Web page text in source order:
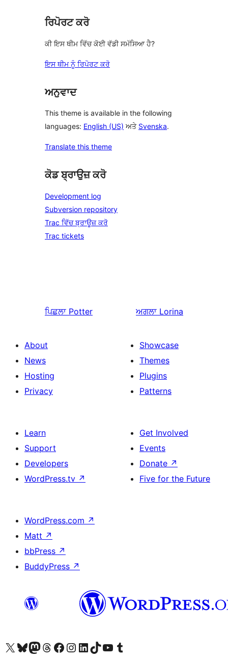
ਰਿਪੋਰਟ ਕਰੋ
ਕੀ ਇਸ ਥੀਮ ਵਿੱਚ ਕੋਈ ਵੱਡੀ ਸਮੱਸਿਆ ਹੈ?
ਇਸ ਥੀਮ ਨੂੰ ਰਿਪੋਰਟ ਕਰੋ
ਅਨੁਵਾਦ
This theme is available in the following
languages: English (US) ਅਤੇ Svenska.
Translate this theme
ਕੋਡ ਬ੍ਰਾਉਜ਼ ਕਰੋ
Development log
Subversion repository
Trac ਵਿੱਚ ਬ੍ਰਾਊਜ਼ ਕਰੋ
Trac tickets
ਪਿਛਲਾ Potter ਅਗਲਾ Lorina
About
News
Hosting
Privacy
Showcase
Themes
Plugins
Patterns
Learn
Support
Developers
WordPress.tv ↗
Get Involved
Events
Donate ↗
Five for the Future
WordPress.com ↗
Matt ↗
bbPress ↗
BuddyPress ↗
Visit our X (formerly Twitter) account
Visit our Bluesky account
Visit our Mastodon account
Visit our Threads account
Visit our Facebook page
Visit our Instagram account
Visit our LinkedIn account
Visit our TikTok account
Visit our YouTube channel
Visit our Tumblr account